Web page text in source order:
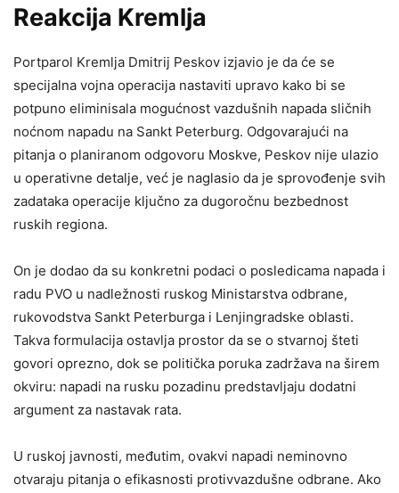
Reakcija Kremlja
Portparol Kremlja Dmitrij Peskov izjavio je da će se
specijalna vojna operacija nastaviti upravo kako bi se
potpuno eliminisala mogućnost vazdušnih napada sličnih
noćnom napadu na Sankt Peterburg. Odgovarajući na
pitanja o planiranom odgovoru Moskve, Peskov nije ulazio
u operativne detalje, već je naglasio da je sprovođenje svih
zadataka operacije ključno za dugoročnu bezbednost
ruskih regiona.
On je dodao da su konkretni podaci o posledicama napada i
radu PVO u nadležnosti ruskog Ministarstva odbrane,
rukovodstva Sankt Peterburga i Lenjingradske oblasti.
Takva formulacija ostavlja prostor da se o stvarnoj šteti
govori oprezno, dok se politička poruka zadržava na širem
okviru: napadi na rusku pozadinu predstavljaju dodatni
argument za nastavak rata.
U ruskoj javnosti, međutim, ovakvi napadi neminovno
otvaraju pitanja o efikasnosti protivvazdušne odbrane. Ako